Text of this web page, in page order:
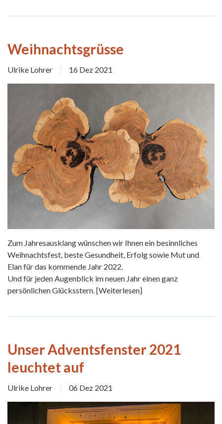
Ulrike Lohrer 16 Dez 2021
Weihnachtsgrüsse
Zum Jahresausklang wünschen wir Ihnen ein besinnliches
Weihnachtsfest, beste Gesundheit, Erfolg sowie Mut und
Elan für das kommende Jahr 2022.
Und für jeden Augenblick im neuen Jahr einen ganz
persönlichen Glücksstern.[Weiterlesen]
Ulrike Lohrer 06 Dez 2021
Unser Adventsfenster 2021
leuchtet auf